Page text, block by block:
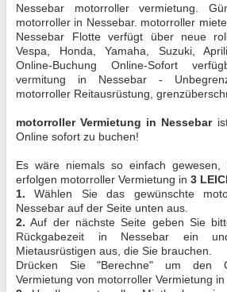
Nessebar motorroller vermietung.
motorroller in Nessebar. motorroller
Nessebar Flotte verfügt über neue
Vespa, Honda, Yamaha, Suzuki,
Online-Buchung Online-Sofort
vermitung in Nessebar -
motorroller Reitausrüstung,
motorroller Vermietung in Nessebarist
Online sofort zu buchen!
Es wäre niemals so einfach
erfolgen motorroller Vermietung in3
1. Wählen Sie das gewünschte
Nessebar auf der Seite unten aus.
2. Auf der nächste Seite geben Sie
Rückgabezeit in Nessebar ein
Mietausrüstigen aus, die Sie brauchen.
Drücken Sie "Berechne" um den
Vermietung von motorroller Vermietung in